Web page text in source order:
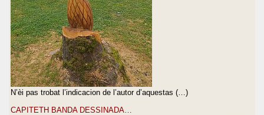
N’èi pas trobat l’indicacion de l’autor d’aquestas (…)
CAPITETH BANDA DESSINADA…